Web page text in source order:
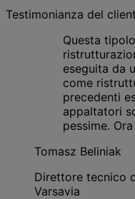
Testimonianza del
Questa
eseguita da
come
precedenti
appaltatori
pessime.
Tomasz Beliniak
Direttore tecnico
Varsavia